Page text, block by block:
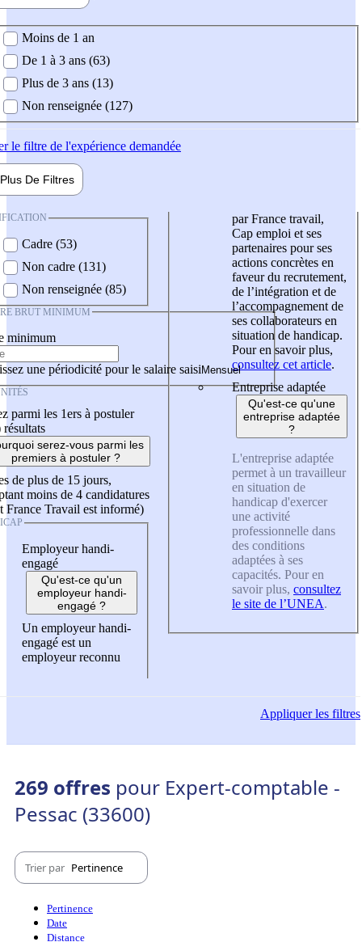
demandée
Moins de 1 an
De 1 à 3 ans (63)
Plus de 3 ans (13)
Non renseignée (127)
le filtre de l'expérience demandée
Plus De Filtres
Cadre (53)
Non cadre (131)
Non renseignée (85)
BRUT MINIMUM
minimum
une périodicité pour le salaire saisi
parmi les 1ers à postuler
résultats
serez-vous parmi les
premiers à postuler ?
de plus de 15 jours,
moins de 4 candidatures
France Travail est informé)
Employeur handi-
engagé
Qu'est-ce qu'un
employeur handi-
engagé ?
Un employeur handi-
engagé est un
employeur reconnu
par France travail,
Cap emploi et ses
partenaires pour ses
actions concrètes en
faveur du recrutement,
de l’intégration et de
l’accompagnement de
ses collaborateurs en
situation de handicap.
Pour en savoir plus,
consultez cet article.
Entreprise adaptée
Qu'est-ce qu'une
entreprise adaptée
?
L'entreprise adaptée
permet à un travailleur
en situation de
handicap d'exercer
une activité
professionnelle dans
des conditions
adaptées à ses
capacités. Pour en
savoir plus, consultez
le site de l’UNEA.
Appliquerles filtres
269 offres pour Expert-comptable -
Pessac (33600)
Trier par Pertinence
Pertinence
Date
Distance